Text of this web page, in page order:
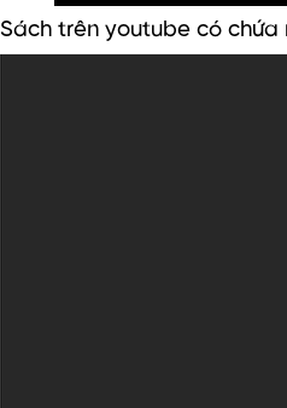
Sách trên youtube có